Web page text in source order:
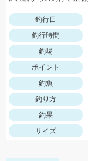
釣行日
釣行時間
釣場
ポイント
釣魚
釣り方
釣果
サイズ